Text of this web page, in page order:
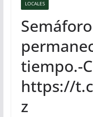
LOCALES
tiempo.-
https://
z